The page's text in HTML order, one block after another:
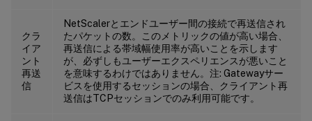
クラ
イア
ント
再送
信
NetScalerとエンドユーザー間の接続で再送信され
たパケットの数。このメトリックの値が高い場合、
再送信による帯域幅使用率が高いことを示します
が、必ずしもユーザーエクスペリエンスが悪いこと
を意味するわけではありません。注: Gatewayサー
ビスを使用するセッションの場合、クライアント再
送信はTCPセッションでのみ利用可能です。